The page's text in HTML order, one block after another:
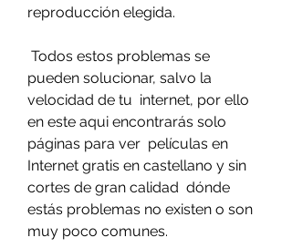
reproducción elegida.
pueden solucionar, salvo la
velocidad de tu  internet, por ello
en este aqui encontrarás solo
páginas para ver  películas en
Internet gratis en castellano y sin
cortes de gran calidad  dónde
estás problemas no existen o son
muy poco comunes.